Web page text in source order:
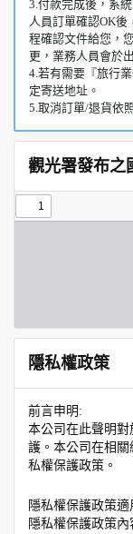
3.付款完成後，系
人員訂單確認OK
程確認文件給您，
更，業務人員會於
4.若有需要『旅行
定寄送地址。
5.取消訂單/退貨依
觀光署發布之
隱私權政策
前言申明:
本公司在此聲明
護。本公司在相
私權保護政策。
隱私權保護政策適
隱私權保護政策